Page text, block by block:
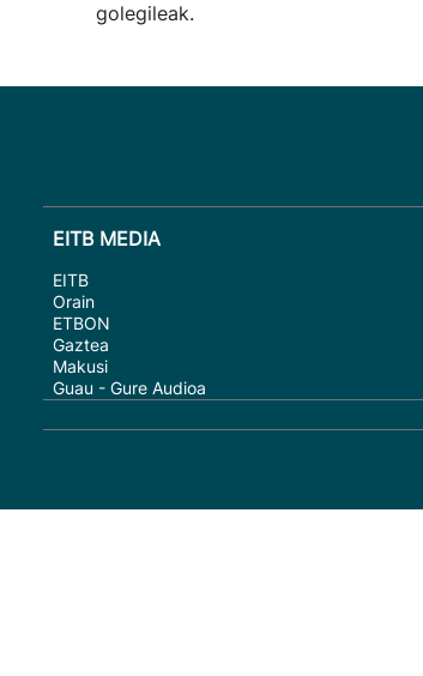
golegileak.
EITB MEDIA
EITB
Orain
ETBON
Gaztea
Makusi
Guau - Gure Audioa